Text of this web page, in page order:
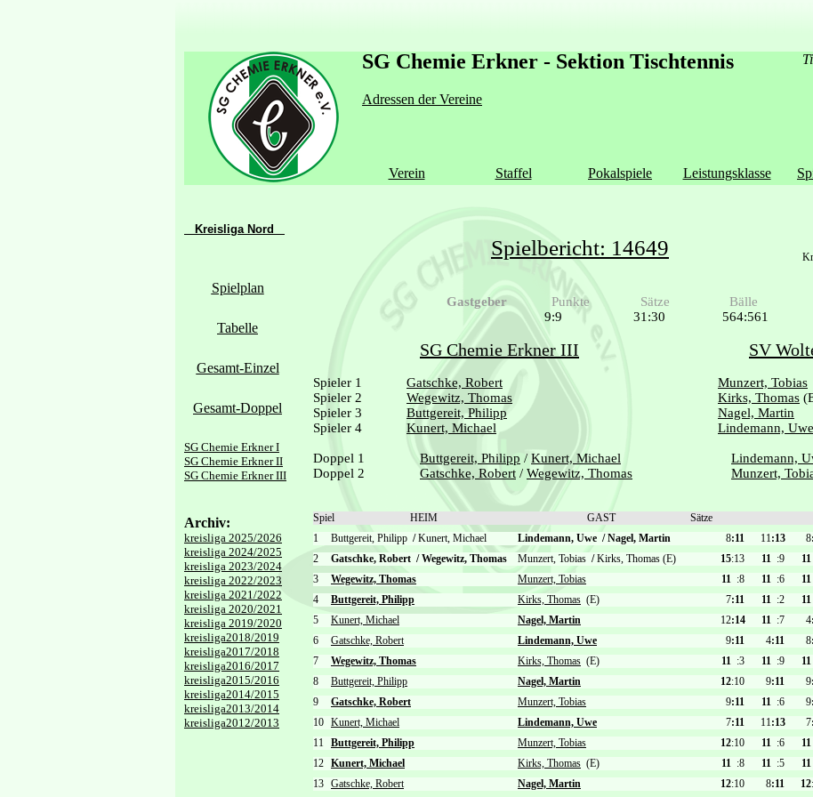
SG Chemie Erkner - Sektion Tischtennis
Adressen der Vereine
Verein Staffel Pokalspiele Leistungsklasse
Kreisliga Nord
Spielplan
Tabelle
Gesamt-Einzel
Gesamt-Doppel
SG Chemie Erkner I
SG Chemie Erkner II
SG Chemie Erkner III
Archiv:
kreisliga 2025/2026
kreisliga 2024/2025
kreisliga 2023/2024
kreisliga 2022/2023
kreisliga 2021/2022
kreisliga 2020/2021
kreisliga 2019/2020
kreisliga2018/2019
kreisliga2017/2018
kreisliga2016/2017
kreisliga2015/2016
kreisliga2014/2015
kreisliga2013/2014
kreisliga2012/2013
Spielbericht: 14649
Gastgeber Punkte Sätze Bälle
9:9
31:30 564:561
SG Chemie Erkner III SV
Spieler 1 Gatschke, Robert
Munzert, Tobias
Spieler 2
Wegewitz, Thomas Kirks, Thomas
Spieler 3
Buttgereit, Philipp
Nagel, Martin
Spieler 4
Kunert, Michael Lindemann, Uwe
Doppel 1 Buttgereit, Philipp / Kunert, Michael Lindemann,
Doppel 2
Gatschke, Robert / Wegewitz, Thomas Munzert,
Spiel HEIM GAST Sätze
1
Buttgereit, Philipp /Kunert, Michael Lindemann, Uwe /Nagel, Martin 8:11 11:13 8
2
Gatschke, Robert /Wegewitz, Thomas Munzert, Tobias /Kirks, Thomas (E) 15:13 11 :9 11
3
Wegewitz, Thomas Munzert, Tobias 11 :8 11 :6 11
4
Buttgereit, Philipp Kirks, Thomas (E) 7:11 11 :2 11
5
Kunert, Michael Nagel, Martin 12:14 11 :7 4
6
Gatschke, Robert Lindemann, Uwe 9:11 4:11 8
7
Wegewitz, Thomas Kirks, Thomas (E) 11 :3 11 :9 11
8
Buttgereit, Philipp Nagel, Martin 12:10 9:11 9
9
Gatschke, Robert Munzert, Tobias 9:11 11 :6 9
10 Kunert, Michael Lindemann, Uwe 7:11 11:13 7
11 Buttgereit, Philipp Munzert, Tobias 12:10 11 :6 11
12 Kunert, Michael Kirks, Thomas (E) 11 :8 11 :5 11
13 Gatschke, Robert Nagel, Martin 12:10 8:11 12